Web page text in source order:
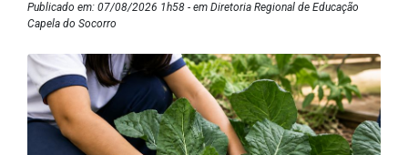
Publicado em: 07/08/2026 1h58 - em Diretoria Regional de Educação
Capela do Socorro